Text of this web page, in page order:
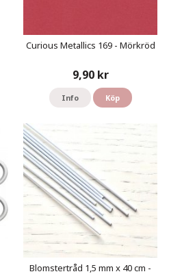
Curious Metallics 169 - Mörkröd
9,90 kr
Info Köp
Blomstertråd 1,5 mm x 40 cm -